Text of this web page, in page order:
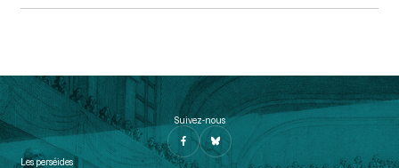
Suivez-nous
Les perséides